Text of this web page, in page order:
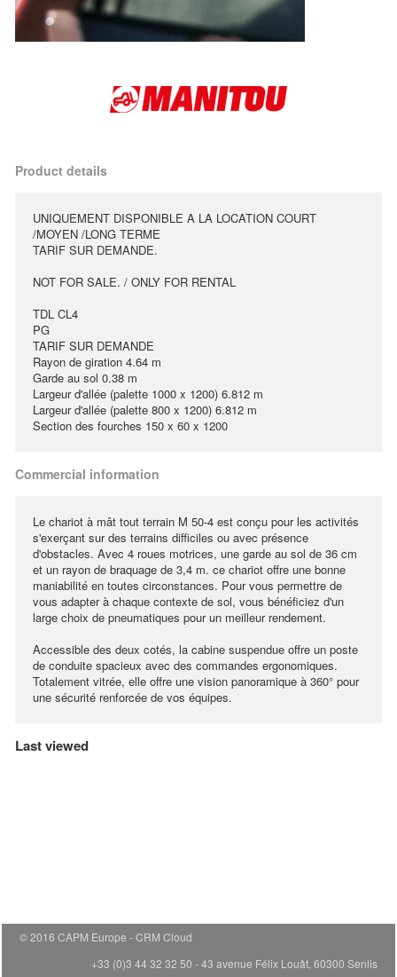
Product details
UNIQUEMENT DISPONIBLE A LA LOCATION COURT
/MOYEN /LONG TERME
TARIF SUR DEMANDE.
NOT FOR SALE. / ONLY FOR RENTAL
TDL CL4
PG
TARIF SUR DEMANDE
Rayon de giration 4.64 m
Garde au sol 0.38 m
Largeur d'allée (palette 1000 x 1200) 6.812 m
Largeur d'allée (palette 800 x 1200) 6.812 m
Section des fourches 150 x 60 x 1200
Commercial information
Le chariot à mât tout terrain M 50-4 est conçu pour les activités
s'exerçant sur des terrains difficiles ou avec présence
d'obstacles. Avec 4 roues motrices, une garde au sol de 36 cm
et un rayon de braquage de 3,4 m. ce chariot offre une bonne
maniabilité en toutes circonstances. Pour vous permettre de
vous adapter à chaque contexte de sol, vous bénéficiez d'un
large choix de pneumatiques pour un meilleur rendement.
Accessible des deux cotés, la cabine suspendue offre un poste
de conduite spacieux avec des commandes ergonomiques.
Totalement vitrée, elle offre une vision panoramique à 360° pour
une sécurité renforcée de vos équipes.
Last viewed
© 2016 CAPM Europe
CRM Cloud
+33 (0)3 44 32 32 50 - 43 avenue Félix Louât, 60300 Senlis